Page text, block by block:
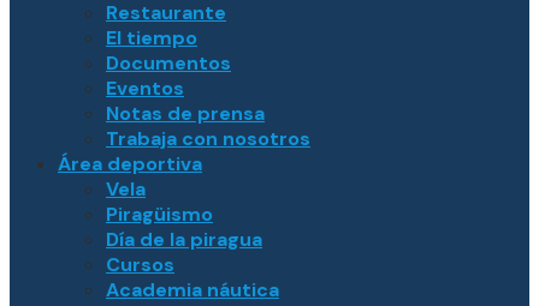
Restaurante
El tiempo
Documentos
Eventos
Notas de prensa
Trabaja con nosotros
Área deportiva
Vela
Piragüismo
Día de la piragua
Cursos
Academia náutica